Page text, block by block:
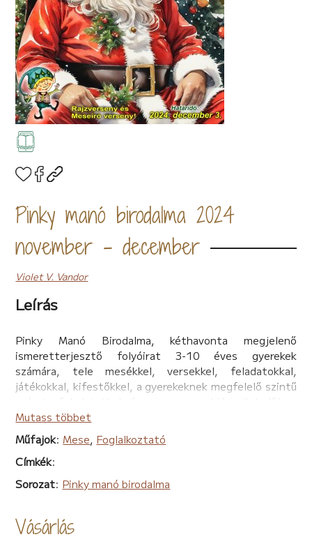
Pinky manó birodalma 2024
november - december
Violet V. Vandor
Leírás
Pinky Manó Birodalma, kéthavonta megjelenő
ismeretterjesztő folyóirat 3-10 éves gyerekek
számára, tele mesékkel, versekkel, feladatokkal,
játékokkal, kifestőkkel, a gyerekeknek megfelelő szintű
kedvelt rajzverseny sem, amelynek megnyerői, jutalom
csomagokban és oklevélben részesülnek.
Mutass többet
Műfajok: Mese, Foglalkoztató
Címkék:
Sorozat: Pinky manó birodalma
Vásárlás